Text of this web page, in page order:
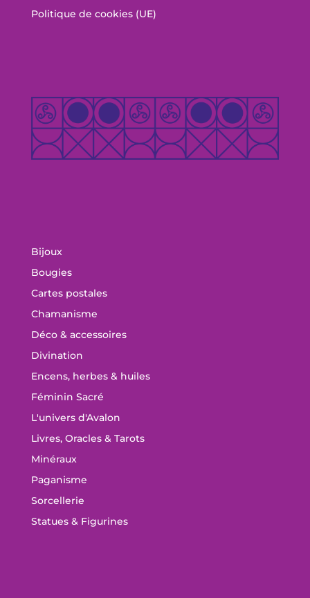
Politique de cookies (UE)
Bijoux
Bougies
Cartes postales
Chamanisme
Déco & accessoires
Divination
Encens, herbes & huiles
Féminin Sacré
L'univers d'Avalon
Livres, Oracles & Tarots
Minéraux
Paganisme
Sorcellerie
Statues & Figurines